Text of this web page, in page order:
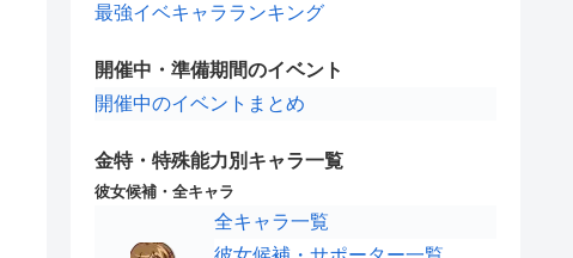
最強イベキャラランキング
開催中・準備期間のイベント
開催中のイベントまとめ
金特・特殊能力別キャラ一覧
彼女候補・全キャラ
全キャラ一覧